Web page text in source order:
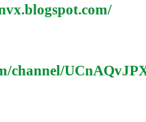
channel/